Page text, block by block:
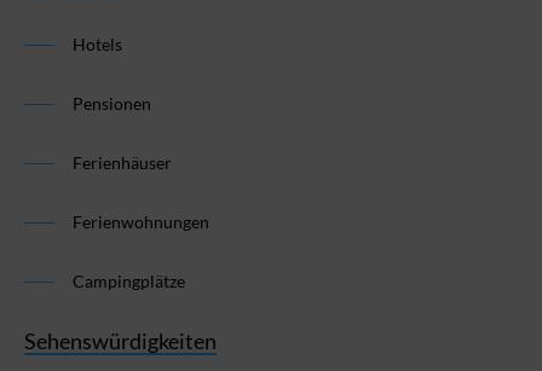
Hotels
Pensionen
Ferienhäuser
Ferienwohnungen
Campingplätze
Sehenswürdigkeiten